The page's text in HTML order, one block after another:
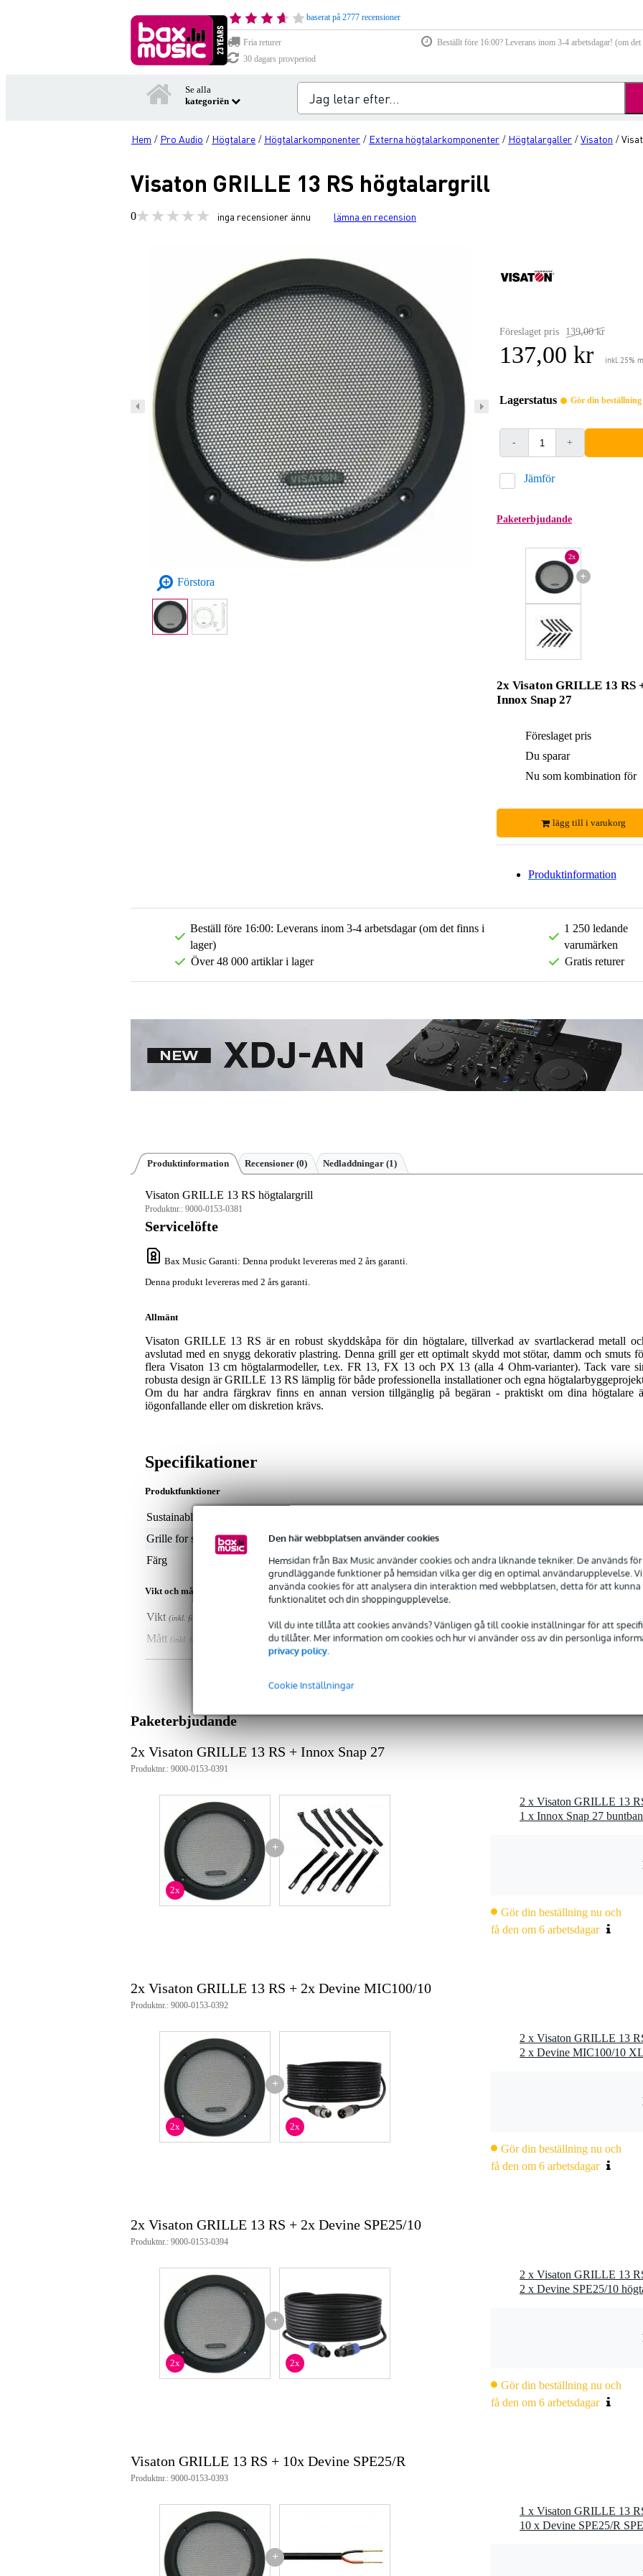
Den här webbplatsen använder cookies
Hemsidan från Bax Music använder cookies och andra liknande tekniker. De används
grundläggande funktioner på hemsidan vilka ger dig en optimal användarupplevelse.
använda cookies för att analysera din interaktion med webbplatsen, detta för att
funktionalitet och din shoppingupplevelse.
Vill du inte tillåta att cookies används? Vänligen gå till cookie inställningar för att
du tillåter. Mer information om cookies och hur vi använder oss av din personliga
privacy policy.
Cookie Inställningar
baserat på 2777 recensioner
Fria returer
Beställt före 16:00? Leverans inom 3-4 arbetsdagar! (om
30 dagars provperiod
Se alla
kategoriën
Hem / Pro Audio / Högtalare / Högtalarkomponenter / Externa högtalarkomponenter / Högtalargaller /Visaton /
Visaton GRILLE 13 RS högtalargrill
0 inga recensioner ännu lämna en recension
Förstora
Föreslaget pris 139,00 kr
137,00 kr inkl. 25%
Lagerstatus Gör din
- +
Jämför
Paketerbjudande
+
2x
2x Visaton GRILLE 13 RS
Innox Snap 27
Föreslaget pris
Du sparar
Nu som kombination för
lägg till i varukorg
Produktinformation
Beställ före 16:00: Leverans inom 3-4 arbetsdagar (om det finns i
lager)
Över 48 000 artiklar i lager
1 250 ledande
varumärken
Gratis returer
Produktinformation Recensioner (0) Nedladdningar (1)
Visaton GRILLE 13 RS högtalargrill
Produktnr.: 9000-0153-0381
Servicelöfte
Bax Music Garanti: Denna produkt levereras med 2 års garanti.
Denna produkt levereras med 2 års garanti.
Allmänt
Visaton GRILLE 13 RS är en robust skyddskåpa för din högtalare, tillverkad av svartlackerad metall
avslutad med en snygg dekorativ plastring. Denna grill ger ett optimalt skydd mot stötar, damm och smuts
flera Visaton 13 cm högtalarmodeller, t.ex. FR 13, FX 13 och PX 13 (alla 4 Ohm-varianter). Tack vare
robusta design är GRILLE 13 RS lämplig för både professionella installationer och egna
Om du har andra färgkrav finns en annan version tillgänglig på begäran - praktiskt om dina högtalare
iögonfallande eller om diskretion krävs.
Specifikationer
Produktfunktioner
Sustainable product
Grille for speaker size
5 inches
Färg
svart
Vikt och mått inkluderar förpackning
Vikt (inkl. förpackning)
150 gr
Mått (inkl. förpackning) 20,0 x 20,0 x 4,0 cm
material: svartlackerad metall, svart plast
färg: svart
Paketerbjudande
2x Visaton GRILLE 13 RS + Innox Snap 27
Produktnr.: 9000-0153-0391
+
2x
2 x Visaton GRILLE 13
1 x Innox Snap 27
Gör din beställning nu och
få den om 6 arbetsdagar
2x Visaton GRILLE 13 RS + 2x Devine MIC100/10
Produktnr.: 9000-0153-0392
+
2x 2x
2 x Visaton GRILLE 13
Gör din beställning nu och
få den om 6 arbetsdagar
2x Visaton GRILLE 13 RS + 2x Devine SPE25/10
Produktnr.: 9000-0153-0394
+
2x 2x
2 x Visaton GRILLE 13
Gör din beställning nu och
få den om 6 arbetsdagar
Visaton GRILLE 13 RS + 10x Devine SPE25/R
Produktnr.: 9000-0153-0393
+
1 x Visaton GRILLE 13